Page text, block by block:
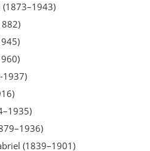
(1873–1943)
1937)
(1839–1901)